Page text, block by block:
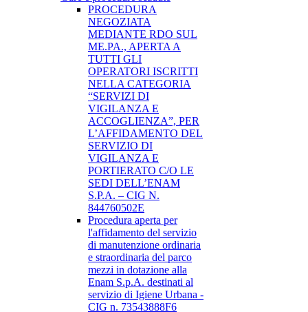
PROCEDURA
NEGOZIATA
MEDIANTE RDO SUL
ME.PA., APERTA A
TUTTI GLI
OPERATORI ISCRITTI
NELLA CATEGORIA
“SERVIZI DI
VIGILANZA E
ACCOGLIENZA”, PER
L’AFFIDAMENTO DEL
SERVIZIO DI
VIGILANZA E
PORTIERATO C/O LE
SEDI DELL’ENAM
S.P.A. – CIG N.
844760502E
Procedura aperta per
l'affidamento del servizio
di manutenzione ordinaria
e straordinaria del parco
mezzi in dotazione alla
Enam S.p.A. destinati al
servizio di Igiene Urbana -
CIG n. 73543888F6